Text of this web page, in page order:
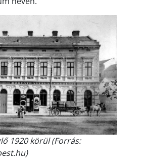
1920 körül (Forrás: